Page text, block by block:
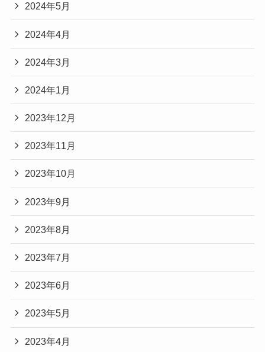
2024年5月
2024年4月
2024年3月
2024年1月
2023年12月
2023年11月
2023年10月
2023年9月
2023年8月
2023年7月
2023年6月
2023年5月
2023年4月